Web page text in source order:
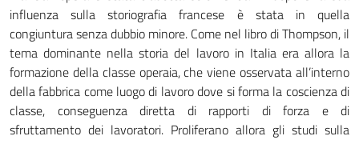
influenza sulla storiografia francese è stata in quella
congiuntura senza dubbio minore. Come nel libro di Thompson, il
tema dominante nella storia del lavoro in Italia era allora la
formazione della classe operaia, che viene osservata all’interno
della fabbrica come luogo di lavoro dove si forma la coscienza di
classe, conseguenza diretta di rapporti di forza e di
sfruttamento dei lavoratori. Proliferano allora gli studi sulla